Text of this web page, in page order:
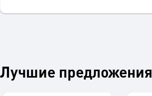
Лучшие предложения